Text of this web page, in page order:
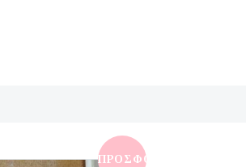
ΠΡΟΣΦΟΡΆ!